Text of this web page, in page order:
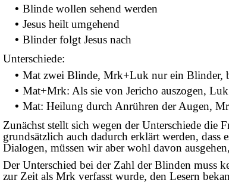
• Blinde wollen sehend werden
• Jesus heilt umgehend
• Blinder folgt Jesus nach
Unterschiede:
• Mat zwei Blinde, Mrk+Luk nur ein Blinder,
• Mat+Mrk: Als sie von Jericho auszogen,
• Mat: Heilung durch Anrühren der Augen,
Zunächst stellt sich wegen der Unterschiede die
grundsätzlich auch dadurch erklärt werden, dass
Dialogen, müssen wir aber wohl davon
Der Unterschied bei der Zahl der Blinden muss
zur Zeit als Mrk verfasst wurde, den Lesern